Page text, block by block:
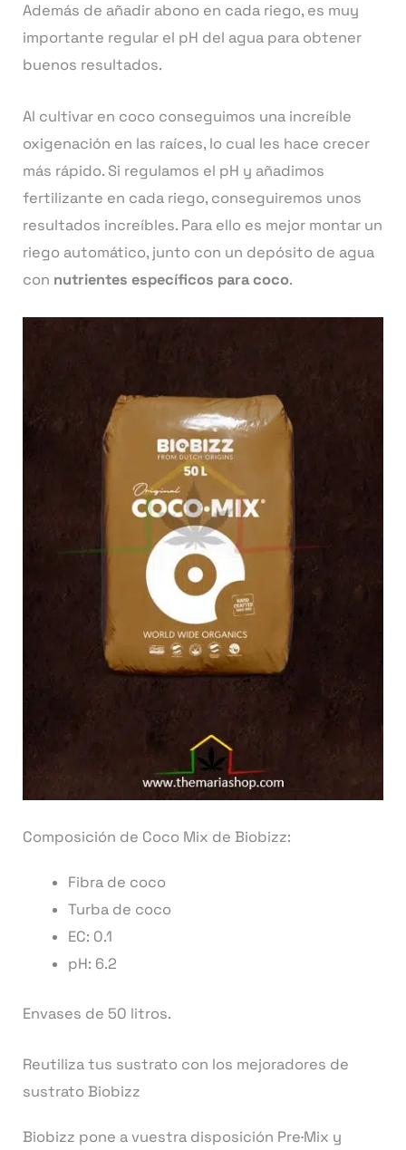
Además de añadir abono en cada riego, es muy
importante regular el pH del agua para obtener
buenos resultados.
Al cultivar en coco conseguimos una increíble
oxigenación en las raíces, lo cual les hace crecer
más rápido. Si regulamos el pH y añadimos
fertilizante en cada riego, conseguiremos unos
resultados increíbles. Para ello es mejor montar un
riego automático, junto con un depósito de agua
con nutrientes específicos para coco.
Composición de Coco Mix de Biobizz:
Fibra de coco
Turba de coco
EC: 0.1
pH: 6.2
Envases de 50 litros.
Reutiliza tus sustrato con los mejoradores de
sustrato Biobizz
Biobizz pone a vuestra disposición Pre·Mix y